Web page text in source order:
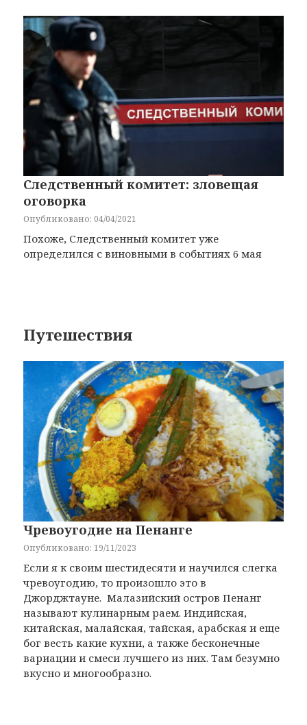
Следственный комитет: зловещая
оговорка
Опубликовано: 04/04/2021
Похоже, Следственный комитет уже
определился с виновными в событиях 6 мая
Путешествия
Чревоугодие на Пенанге
Опубликовано: 19/11/2023
Если я к своим шестидесяти и научился слегка
чревоугодию, то произошло это в
Джорджтауне. Малазийский остров Пенанг
называют кулинарным раем. Индийская,
китайская, малайская, тайская, арабская и еще
бог весть какие кухни, а также бесконечные
вариации и смеси лучшего из них. Там безумно
вкусно и многообразно.